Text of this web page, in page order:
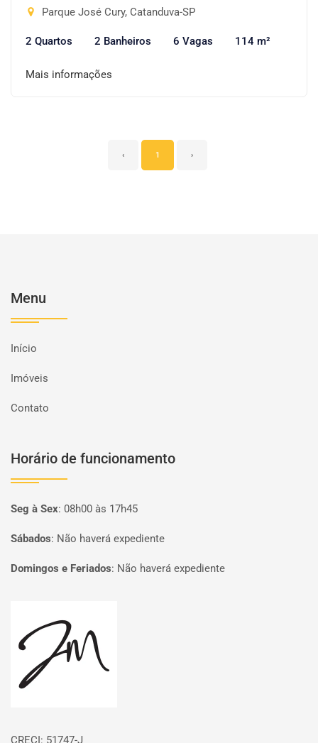
Parque José Cury, Catanduva-SP
2 Quartos 2 Banheiros 6 Vagas 114 m²
Mais informações
‹ 1 ›
Menu
Início
Imóveis
Contato
Horário de funcionamento
Seg à Sex: 08h00 às 17h45
Sábados: Não haverá expediente
Domingos e Feriados: Não haverá expediente
CRECI: 51747-J